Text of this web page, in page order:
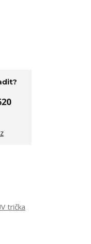
trička